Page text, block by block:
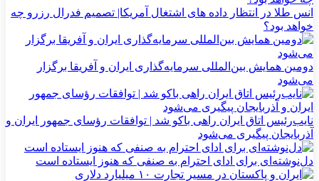
انس طلا در انتظار داده های اشتغال آمریکا| تصمیم فدرال رزرو چه
خواهد بود؟
دومین همایش بین‌المللی سرمایه‌گذاری ایران و آفریقا برگزار
می‌شود
نایب‌رئیس اتاق ایران راهی باکو شد | توافقات رؤسای جمهور ایران و
آذربایجان پیگیری می‌شود
دل‌نوشته‌ای برای ادای احترام به صنفی که هنوز ایستاده است